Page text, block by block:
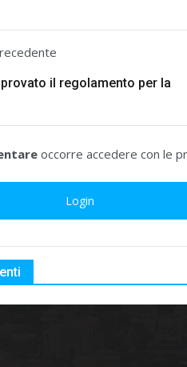
il regolamento per la
occorre accedere con le
Login